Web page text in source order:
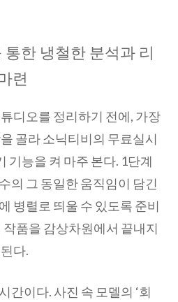
한 냉철한 분석과 리
련
디오를 정리하기 전에, 가장
골라 소닉티비의 무료실시
기능을 켜 마주 본다. 1단계
의 그 동일한 움직임이 담긴
병렬로 띄울 수 있도록 준비
품을 감상차원에서 끝내지
다.
간이다. 사진 속 모델의 ‘회